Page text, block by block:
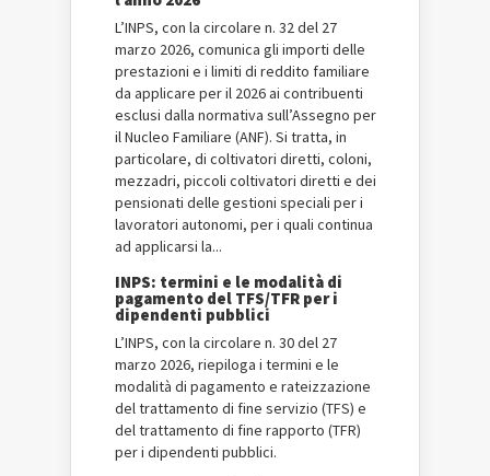
L’INPS, con la circolare n. 32 del 27
marzo 2026, comunica gli importi delle
prestazioni e i limiti di reddito familiare
da applicare per il 2026 ai contribuenti
esclusi dalla normativa sull’Assegno per
il Nucleo Familiare (ANF). Si tratta, in
particolare, di coltivatori diretti, coloni,
mezzadri, piccoli coltivatori diretti e dei
pensionati delle gestioni speciali per i
lavoratori autonomi, per i quali continua
ad applicarsi la...
INPS: termini e le modalità di
pagamento del TFS/TFR per i
dipendenti pubblici
L’INPS, con la circolare n. 30 del 27
marzo 2026, riepiloga i termini e le
modalità di pagamento e rateizzazione
del trattamento di fine servizio (TFS) e
del trattamento di fine rapporto (TFR)
per i dipendenti pubblici.